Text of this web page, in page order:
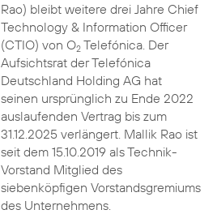
Rao) bleibt weitere drei Jahre Chief
Technology & Information Officer
(CTIO) von O2Telefónica. Der
Aufsichtsrat der Telefónica
Deutschland Holding AG hat
seinen ursprünglich zu Ende 2022
auslaufenden Vertrag bis zum
31.12.2025 verlängert. Mallik Rao ist
seit dem 15.10.2019 als Technik-
Vorstand Mitglied des
siebenköpfigen Vorstandsgremiums
des Unternehmens.